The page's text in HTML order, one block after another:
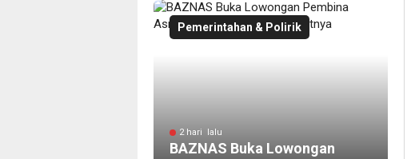
Pemerintahan & Polirik
2 hari lalu
BAZNAS Buka Lowongan